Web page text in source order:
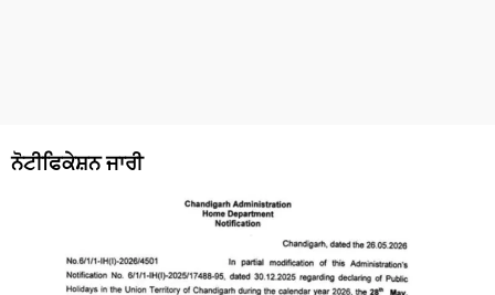
ਨੋਟੀਫਿਕੇਸ਼ਨ ਜਾਰੀ